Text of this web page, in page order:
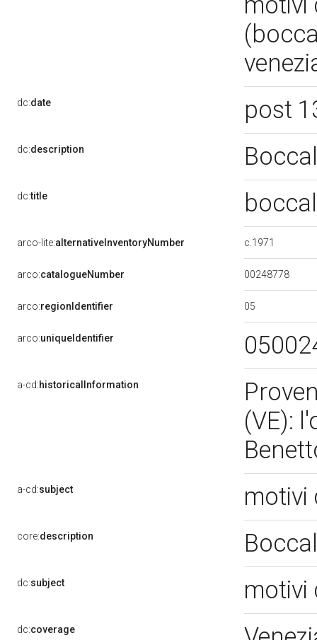
dc:date post
dc:description
dc:title
arco-lite:alternativeInventoryNumber c.1971
arco:catalogueNumber 00248778
arco:regionIdentifier 05
arco:uniqueIdentifier
a-cd:historicalInformation
(VE):
a-cd:subject motivi
core:description
dc:subject motivi
dc:coverage